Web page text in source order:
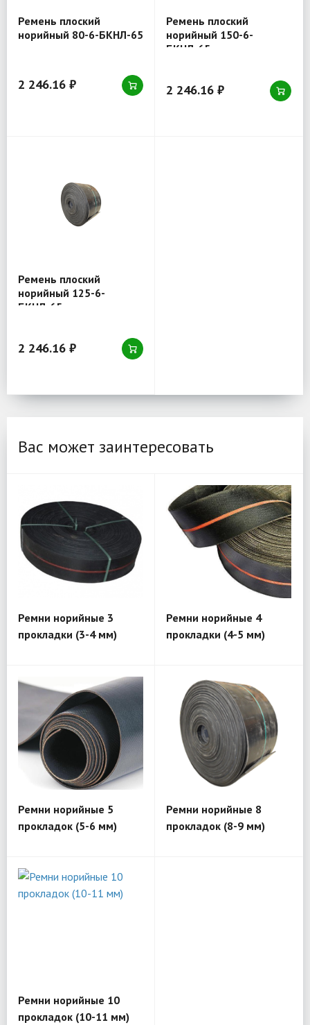
Ремень плоский
норийный 80-6-БКНЛ-65
2 246.16 ₽
Ремень плоский
норийный 150-6-
БКНЛ-65
2 246.16 ₽
Ремень плоский
норийный 125-6-
БКНЛ-65
2 246.16 ₽
Вас может заинтересовать
Ремни норийные 3
прокладки (3-4 мм)
Ремни норийные 4
прокладки (4-5 мм)
Ремни норийные 5
прокладок (5-6 мм)
Ремни норийные 8
прокладок (8-9 мм)
Ремни норийные 10
прокладок (10-11 мм)